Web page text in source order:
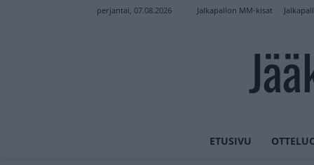
perjantai, 07.08.2026 Jalkapallon MM-kisat
ETUSIVU